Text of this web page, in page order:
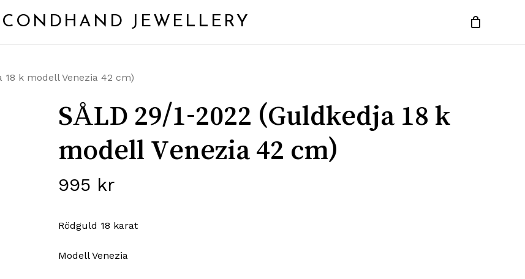
JEWELLERY
18 k modell Venezia 42 cm)
SÅLD 29/1-2022 (Guldkedja 18 k
modell Venezia 42 cm)
995 kr
Rödguld 18 karat
Modell Venezia